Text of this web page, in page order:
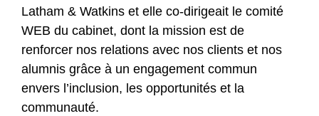
Latham & Watkins et elle co-dirigeait le comité
WEB du cabinet, dont la mission est de
renforcer nos relations avec nos clients et nos
alumnis grâce à un engagement commun
envers l’inclusion, les opportunités et la
communauté.